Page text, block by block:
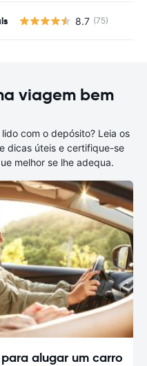
8.7 (75)
viagem bem
com o depósito? Leia os
dicas úteis e certifique-se
melhor se lhe adequa.
alugar um carro